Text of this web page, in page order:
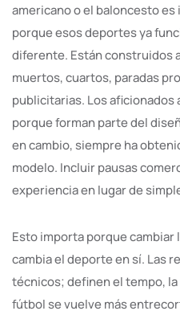
americano o el baloncesto
porque esos deportes ya
diferente. Están construidos
muertos, cuartos, paradas
publicitarias. Los
porque forman parte del
en cambio, siempre ha
modelo. Incluir pausas
experiencia en lugar de
Esto importa porque
cambia el deporte en sí. Las
técnicos; definen el tempo,
fútbol se vuelve más